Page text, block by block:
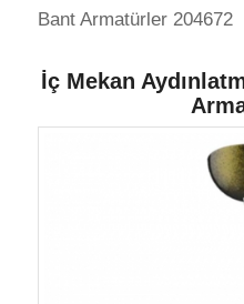
Bant Armatürler 204672
İç Mekan